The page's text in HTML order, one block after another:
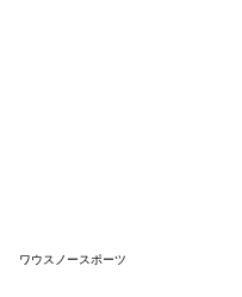
ワウスノースポーツ